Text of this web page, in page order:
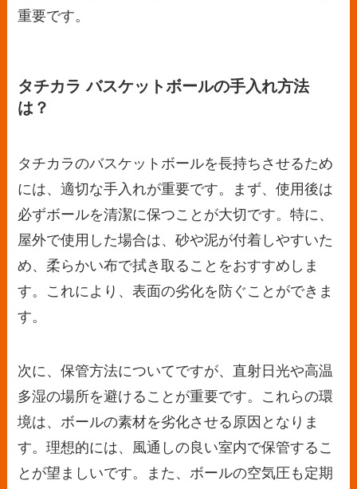
重要です。
タチカラ バスケットボールの手入れ方法
は？
タチカラのバスケットボールを長持ちさせるため
には、適切な手入れが重要です。まず、使用後は
必ずボールを清潔に保つことが大切です。特に、
屋外で使用した場合は、砂や泥が付着しやすいた
め、柔らかい布で拭き取ることをおすすめしま
す。これにより、表面の劣化を防ぐことができま
す。
次に、保管方法についてですが、直射日光や高温
多湿の場所を避けることが重要です。これらの環
境は、ボールの素材を劣化させる原因となりま
す。理想的には、風通しの良い室内で保管するこ
とが望ましいです。また、ボールの空気圧も定期